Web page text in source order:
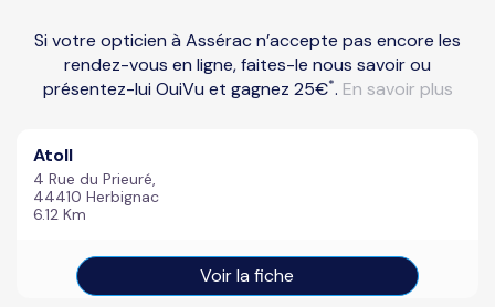
Si votre opticien à Assérac n’accepte pas encore les
rendez-vous en ligne, faites-le nous savoir ou
présentez-lui OuiVu et gagnez 25€*. En savoir plus
Atoll
4 Rue du Prieuré,
44410 Herbignac
6.12 Km
Voir la fiche